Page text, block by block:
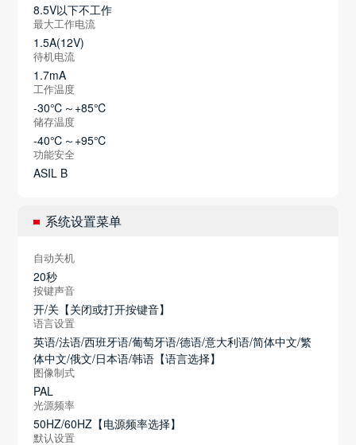
8.5V以下不工作
最大工作电流
1.5A(12V)
待机电流
1.7mA
工作温度
-30℃～+85℃
储存温度
-40℃～+95℃
功能安全
ASIL B
系统设置菜单
自动关机
20秒
按键声音
开/关【关闭或打开按键音】
语言设置
英语/法语/西班牙语/葡萄牙语/德语/意大利语/简体中文/繁
体中文/俄文/日本语/韩语【语言选择】
图像制式
PAL
光源频率
50HZ/60HZ【电源频率选择】
默认设置